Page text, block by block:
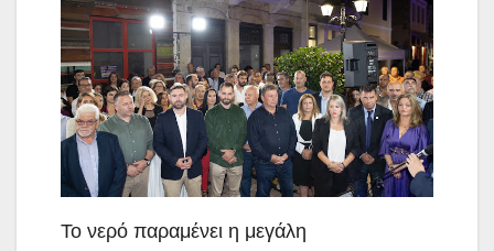
Το νερό παραμένει η μεγάλη